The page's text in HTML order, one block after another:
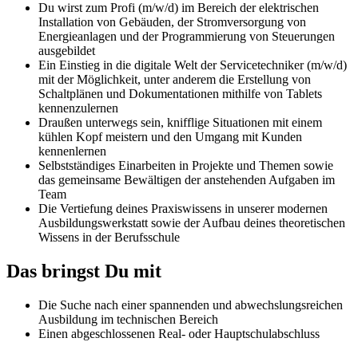
Du wirst zum Profi (m/w/d) im Bereich der elektrischen
Installation von Gebäuden, der Stromversorgung von
Energieanlagen und der Programmierung von Steuerungen
ausgebildet
Ein Einstieg in die digitale Welt der Servicetechniker (m/w/d)
mit der Möglichkeit, unter anderem die Erstellung von
Schaltplänen und Dokumentationen mithilfe von Tablets
kennenzulernen
Draußen unterwegs sein, knifflige Situationen mit einem
kühlen Kopf meistern und den Umgang mit Kunden
kennenlernen
Selbstständiges Einarbeiten in Projekte und Themen sowie
das gemeinsame Bewältigen der anstehenden Aufgaben im
Team
Die Vertiefung deines Praxiswissens in unserer modernen
Ausbildungswerkstatt sowie der Aufbau deines theoretischen
Wissens in der Berufsschule
Das bringst Du mit
Die Suche nach einer spannenden und abwechslungsreichen
Ausbildung im technischen Bereich
Einen abgeschlossenen Real- oder Hauptschulabschluss